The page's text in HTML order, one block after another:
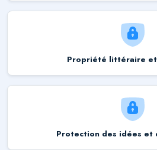
Propriété littéraire
Protection des idées et